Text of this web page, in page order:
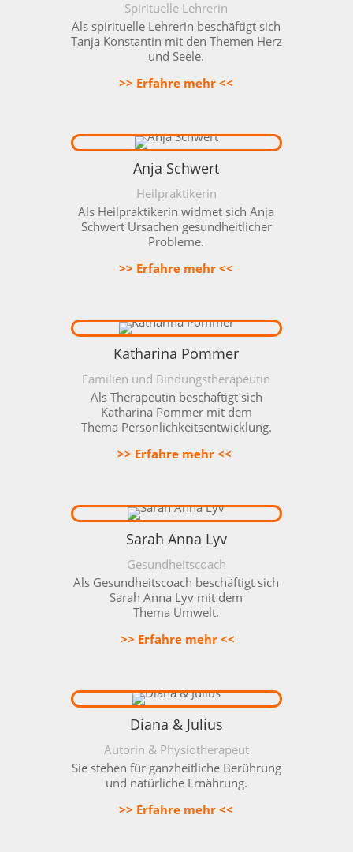
Spirituelle Lehrerin
Als spirituelle Lehrerin beschäftigt sich
Tanja Konstantin mit den Themen Herz
und Seele.
>> Erfahre mehr <<
Anja Schwert
Heilpraktikerin
Als Heilpraktikerin widmet sich Anja
Schwert Ursachen gesundheitlicher
Probleme.
>> Erfahre mehr <<
Katharina Pommer
Familien und Bindungstherapeutin
Als Therapeutin beschäftigt sich
Katharina Pommer mit dem
Thema Persönlichkeitsentwicklung.
>> Erfahre mehr <<
Sarah Anna Lyv
Gesundheitscoach
Als Gesundheitscoach beschäftigt sich
Sarah Anna Lyv mit dem
Thema Umwelt.
>> Erfahre mehr <<
Diana & Julius
Autorin & Physiotherapeut
Sie stehen für ganzheitliche Berührung
und natürliche Ernährung.
>> Erfahre mehr <<